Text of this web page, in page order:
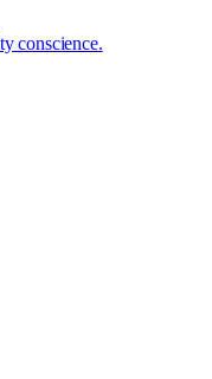
conscience.